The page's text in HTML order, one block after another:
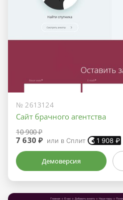
№ 2613124
Сайт брачного агентства
10 900 ₽
7 630 ₽ или в Сплит 1 908 ₽
Демоверсия